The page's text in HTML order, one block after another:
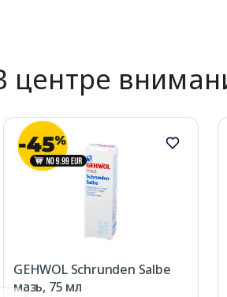
центре
GEHWOL Schrunden Salbe
мазь, 75 мл